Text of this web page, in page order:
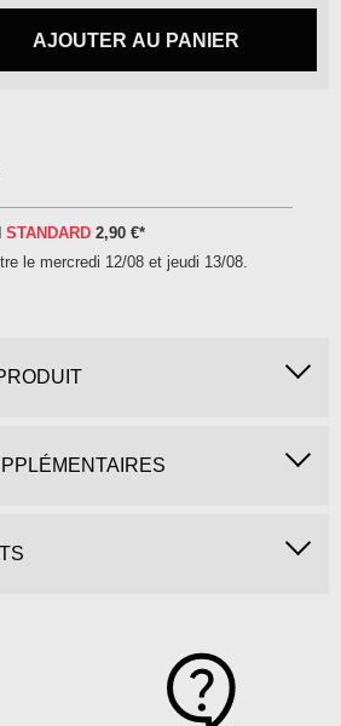
AJOUTER AU PANIER
STANDARD 2,90 €*
le mercredi 12/08 et jeudi 13/08.